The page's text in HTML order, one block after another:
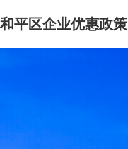
和平区企业优惠政策